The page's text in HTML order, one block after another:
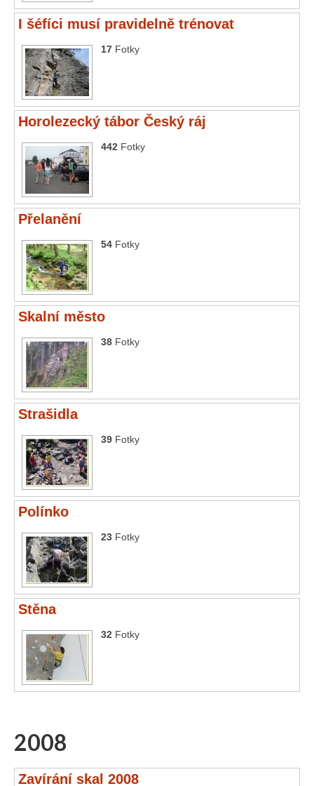
I šéfíci musí pravidelně trénovat
17 Fotky
Horolezecký tábor Český ráj
442 Fotky
Přelanění
54 Fotky
Skalní město
38 Fotky
Strašidla
39 Fotky
Polínko
23 Fotky
Stěna
32 Fotky
2008
Zavírání skal 2008